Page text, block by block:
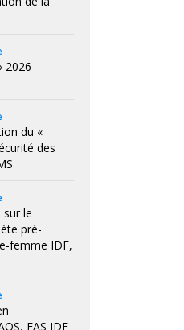
2026 -
du «
des
sur le
pré-
femme IDF,
FAS IDF